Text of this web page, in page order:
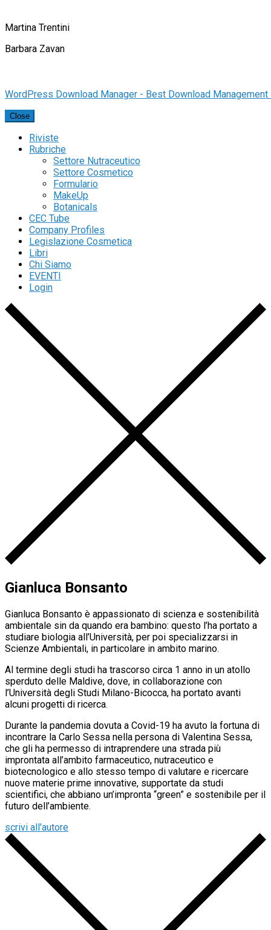
Martina Trentini
Barbara Zavan
WordPress Download Manager - Best Download Management
Close
Riviste
Rubriche
Settore Nutraceutico
Settore Cosmetico
Formulario
MakeUp
Botanicals
CEC Tube
Company Profiles
Legislazione Cosmetica
Libri
Chi Siamo
EVENTI
Login
Gianluca Bonsanto
Gianluca Bonsanto è appassionato di scienza e sostenibilità
ambientale sin da quando era bambino: questo l’ha portato a
studiare biologia all’Università, per poi specializzarsi in
Scienze Ambientali, in particolare in ambito marino.
Al termine degli studi ha trascorso circa 1 anno in un atollo
sperduto delle Maldive, dove, in collaborazione con
l’Università degli Studi Milano-Bicocca, ha portato avanti
alcuni progetti di ricerca.
Durante la pandemia dovuta a Covid-19 ha avuto la fortuna di
incontrare la Carlo Sessa nella persona di Valentina Sessa,
che gli ha permesso di intraprendere una strada più
improntata all’ambito farmaceutico, nutraceutico e
biotecnologico e allo stesso tempo di valutare e ricercare
nuove materie prime innovative, supportate da studi
scientifici, che abbiano un’impronta “green” e sostenibile per il
futuro dell’ambiente.
scrivi all'autore